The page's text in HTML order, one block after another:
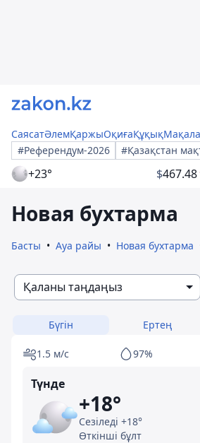
СаясатӘлемҚаржыОқиғаҚұқық
#Референдум-2026
#Қазақстан
+23° $467.48
Новая бухтарма
Басты Ауа райы Новая бухтарма
Қаланы таңдаңыз
Бүгін Ертең
1.5 м/с 97%
Түнде
+18°
Сезіледі +18°
Өткінші бұлт